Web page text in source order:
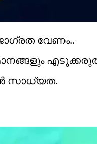
വേണം..
സാധ്യത.